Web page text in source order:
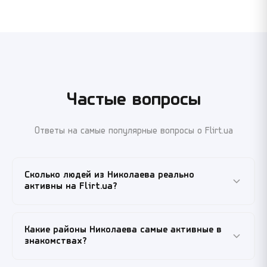
Частые вопросы
Ответы на самые популярные вопросы о Flirt.ua
Сколько людей из Николаева реально
активны на Flirt.ua?
николаевцев — это накопленная за годы база, а не
Какие районы Николаева самые активные в
знакомствах?